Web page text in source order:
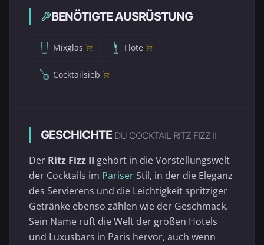
BENÖTIGTE AUSRÜSTUNG
Mixglas Flöte
Cocktailsieb
GESCHICHTE DU COCKTAIL RITZ FIZZ II
Der Ritz Fizz II gehört in die Vorstellungswelt
der Cocktails im Pariser Stil, in der die Eleganz
des Servierens und die Leichtigkeit spritziger
Getränke ebenso zählen wie der Geschmack.
Sein Name ruft die Welt der großen Hotels
und Luxusbars in Paris hervor, auch wenn